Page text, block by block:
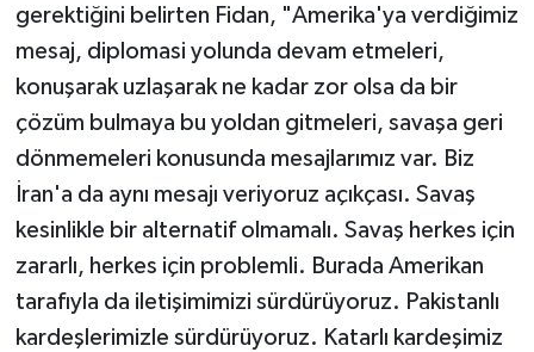
gerektiğini belirten Fidan, "Amerika'ya verdiğimiz
mesaj, diplomasi yolunda devam etmeleri,
konuşarak uzlaşarak ne kadar zor olsa da bir
çözüm bulmaya bu yoldan gitmeleri, savaşa geri
dönmemeleri konusunda mesajlarımız var. Biz
İran'a da aynı mesajı veriyoruz açıkçası. Savaş
kesinlikle bir alternatif olmamalı. Savaş herkes için
zararlı, herkes için problemli. Burada Amerikan
tarafıyla da iletişimimizi sürdürüyoruz. Pakistanlı
kardeşlerimizle sürdürüyoruz. Katarlı kardeşimiz